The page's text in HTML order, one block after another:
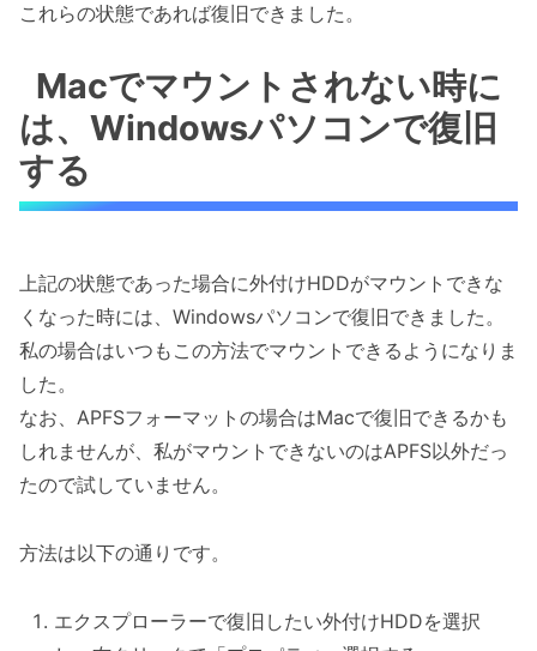
これらの状態であれば復旧できました。
Macでマウントされない時に
は、Windowsパソコンで復旧
する
上記の状態であった場合に外付けHDDがマウントできな
くなった時には、Windowsパソコンで復旧できました。
私の場合はいつもこの方法でマウントできるようになりま
した。
なお、APFSフォーマットの場合はMacで復旧できるかも
しれませんが、私がマウントできないのはAPFS以外だっ
たので試していません。
方法は以下の通りです。
エクスプローラーで復旧したい外付けHDDを選択